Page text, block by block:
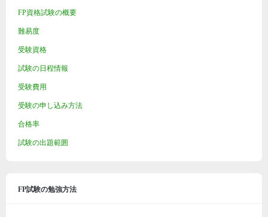
FP資格試験の概要
難易度
受験資格
試験の日程情報
受験費用
受験の申し込み方法
合格率
試験の出題範囲
FP試験の勉強方法